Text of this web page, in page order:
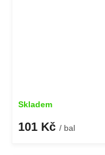
Skladem
101 Kč / bal